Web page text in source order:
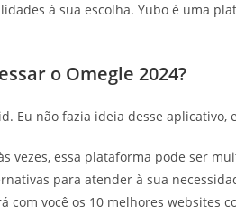
à sua escolha. Yubo é uma
o Omegle 2024?
Eu não fazia ideia desse aplicativo,
vezes, essa plataforma pode ser
para atender à sua
com você os 10 melhores websites